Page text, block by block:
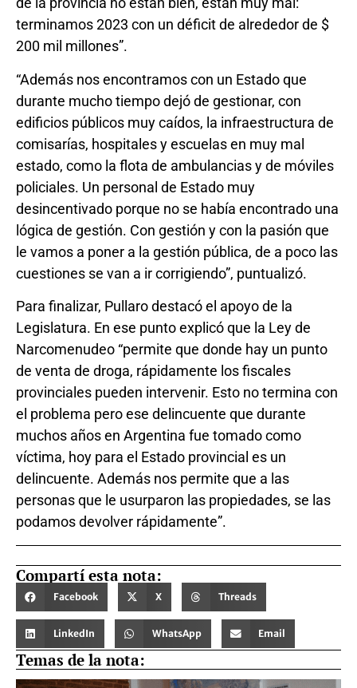
terminamos 2023 con un déficit de alrededor de $
200 mil millones”.
“Además nos encontramos con un Estado que
durante mucho tiempo dejó de gestionar, con
edificios públicos muy caídos, la infraestructura de
comisarías, hospitales y escuelas en muy mal
estado, como la flota de ambulancias y de móviles
policiales. Un personal de Estado muy
desincentivado porque no se había encontrado una
lógica de gestión. Con gestión y con la pasión que
le vamos a poner a la gestión pública, de a poco las
cuestiones se van a ir corrigiendo”, puntualizó.
Para finalizar, Pullaro destacó el apoyo de la
Legislatura. En ese punto explicó que la Ley de
Narcomenudeo “permite que donde hay un punto
de venta de droga, rápidamente los fiscales
provinciales pueden intervenir. Esto no termina con
el problema pero ese delincuente que durante
muchos años en Argentina fue tomado como
víctima, hoy para el Estado provincial es un
delincuente. Además nos permite que a las
personas que le usurparon las propiedades, se las
podamos devolver rápidamente”.
Compartí esta nota:
Facebook X Threads
LinkedIn WhatsApp Email
Temas de la nota: